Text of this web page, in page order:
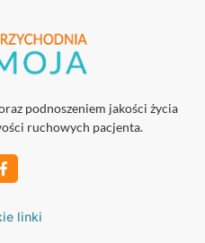
podnoszeniem jakości życia
ruchowych pacjenta.
linki